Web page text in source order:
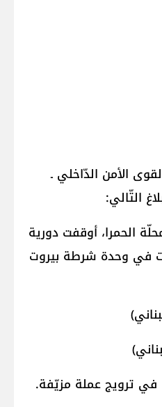
الأمن الدّاخلي ـ
التّالي:
وفي محلّة الحمرا، أوقفت دورية
في وحدة شرطة بيروت
في ترويج عملة مزيّفة.